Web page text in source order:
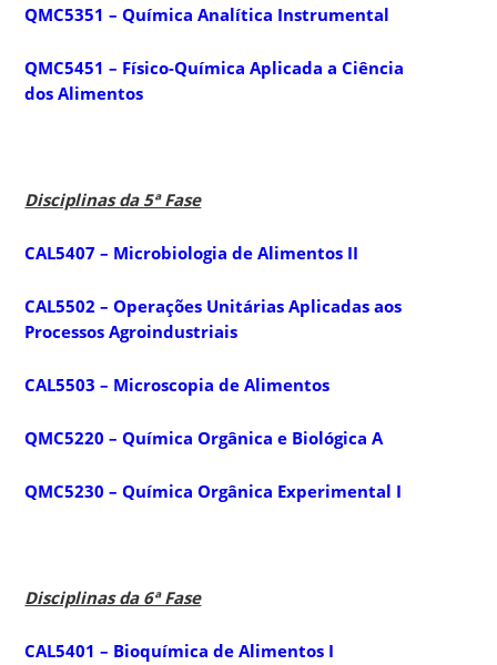
QMC5351 – Química Analítica Instrumental
QMC5451 – Físico-Química Aplicada a Ciência
dos Alimentos
Disciplinas da 5ª Fase
CAL5407 – Microbiologia de Alimentos II
CAL5502 – Operações Unitárias Aplicadas aos
Processos Agroindustriais
CAL5503 – Microscopia de Alimentos
QMC5220 – Química Orgânica e Biológica A
QMC5230 – Química Orgânica Experimental I
Disciplinas da 6ª Fase
CAL5401 – Bioquímica de Alimentos I